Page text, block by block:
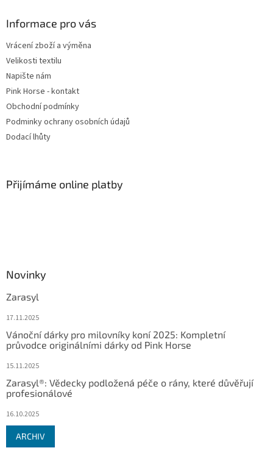
Informace pro vás
Vrácení zboží a výměna
Velikosti textilu
Napište nám
Pink Horse - kontakt
Obchodní podmínky
Podminky ochrany osobních údajů
Dodací lhůty
Přijímáme online platby
Novinky
Zarasyl
17.11.2025
Vánoční dárky pro milovníky koní 2025: Kompletní
průvodce originálními dárky od Pink Horse
15.11.2025
Zarasyl®: Vědecky podložená péče o rány, které důvěřují
profesionálové
16.10.2025
ARCHIV